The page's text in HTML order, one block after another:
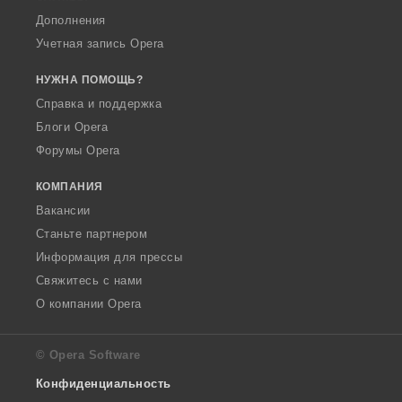
Дополнения
Учетная запись Opera
НУЖНА ПОМОЩЬ?
Справка и поддержка
Блоги Opera
Форумы Opera
КОМПАНИЯ
Вакансии
Станьте партнером
Информация для прессы
Свяжитесь с нами
О компании Opera
© Opera Software
Конфиденциальность